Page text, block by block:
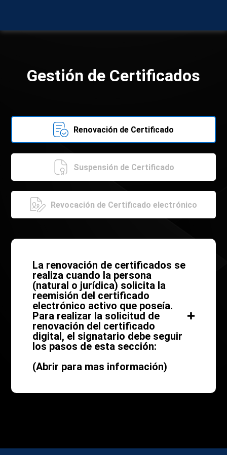
Gestión de Certificados
Renovación de Certificado
Suspensión de Certificado
Revocación de Certificado electrónico
La renovación de certificados se
realiza cuando la persona
(natural o jurídica) solicita la
reemisión del certificado
electrónico activo que poseía.
Para realizar la solicitud de
renovación del certificado
digital, el signatario debe seguir
los pasos de esta sección:
(Abrir para mas información)